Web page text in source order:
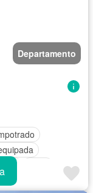
Departamento